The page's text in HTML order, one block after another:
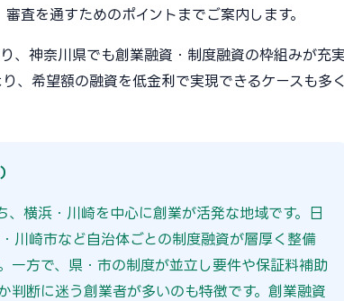
査を通すためのポイントまでご案内します。
、神奈川県でも創業融資・制度融資の枠組みが充
、希望額の融資を低金利で実現できるケースも多
横浜・川崎を中心に創業が活発な地域です。日
川崎市など自治体ごとの制度融資が層厚く整備
一方で、県・市の制度が並立し要件や保証料補助
判断に迷う創業者が多いのも特徴です。創業融資